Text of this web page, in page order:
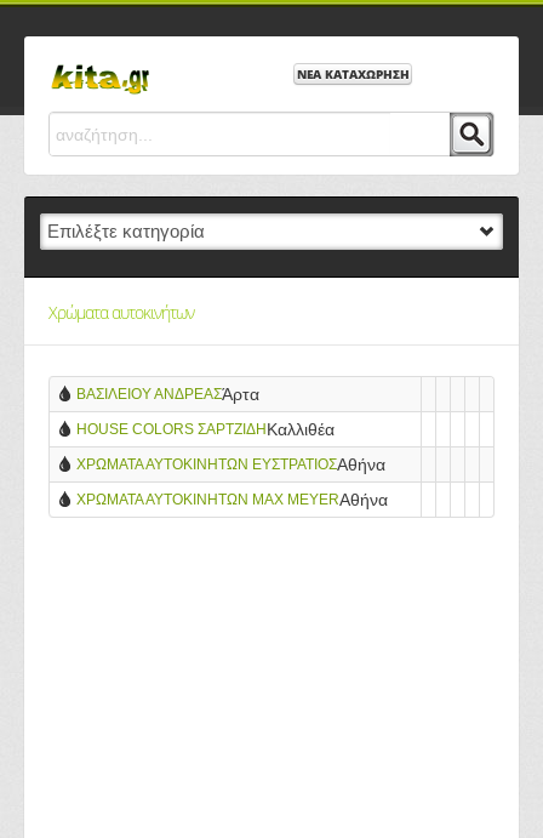
ΝΕΑ ΚΑΤΑΧΩΡΗΣΗ
Χρώματα αυτοκινήτων
ΒΑΣΙΛΕΙΟΥ ΑΝΔΡΕΑΣΆρτα
HOUSE COLORS ΣΑΡΤΖΙΔΗ Καλλιθέα
ΧΡΩΜΑΤΑ ΑΥΤΟΚΙΝΗΤΩΝ ΕΥΣΤΡΑΤΙΟΣΑθήνα
ΧΡΩΜΑΤΑ ΑΥΤΟΚΙΝΗΤΩΝ MAX MEYERΑθήνα